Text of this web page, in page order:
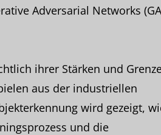
Adversarial Networks
ihrer Stärken und
aus der industriellen
wird gezeigt,
und die